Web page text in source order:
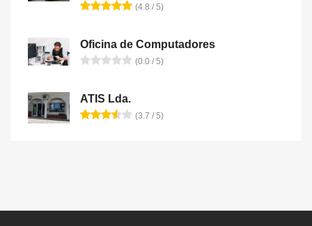
(4.8 / 5)
Oficina de Computadores
(0.0 / 5)
ATIS Lda.
(3.7 / 5)